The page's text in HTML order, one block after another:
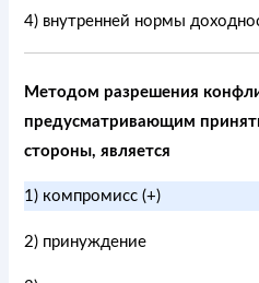
4) внутренней нормы
Методом разрешения
предусматривающим
стороны, является
1) компромисс (+)
2) принуждение